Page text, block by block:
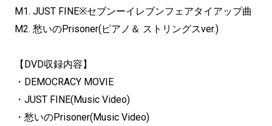
M1. JUST FINE※セブンーイレブンフェアタイアップ曲
M2. 愁いのPrisoner(ピアノ＆ ストリングスver.)
【DVD収録内容】
・DEMOCRACY MOVIE
・JUST FINE(Music Video)
・愁いのPrisoner(Music Video)